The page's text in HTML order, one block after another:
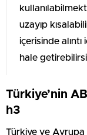
uzayıp
içerisinde
hale
Türkiye’nin
h3
Türkiye ve Avrupa